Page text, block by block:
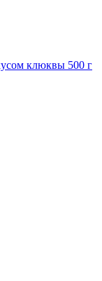
клюквы 500 г